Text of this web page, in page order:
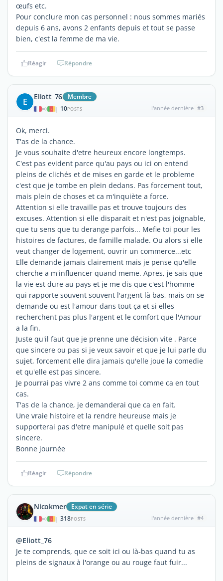
œufs etc.
Pour conclure mon cas personnel : nous sommes mariés
depuis 6 ans, avons 2 enfants depuis et tout se passe
bien, c'est la femme de ma vie.
Réagir Répondre
E Eliott_76 Membre
| 10POSTS l'année dernière #3
Ok, merci.
T'as de la chance.
Je vous souhaite d'etre heureux encore longtemps.
C'est pas evident parce qu'au pays ou ici on entend
pleins de clichés et de mises en garde et le probleme
c'est que je tombe en plein dedans. Pas forcement tout,
mais plein de choses et ca m'inquiète a force.
Attention si elle travaille pas et trouve toujours des
excuses. Attention si elle disparait et n'est pas joignable,
que tu sens que tu derange parfois... Mefie toi pour les
histoires de factures, de famille malade. Ou alors si elle
veut changer de logement, ouvrir un commerce...etc
Elle demande jamais clairement mais je pense qu'elle
cherche a m'influencer quand meme. Apres, je sais que
la vie est dure au pays et je me dis que c'est l'homme
qui rapporte souvent souvent l'argent là bas, mais on se
demande ou est l'amour dans tout ça et si elles
recherchent pas plus l'argent et le comfort que l'Amour
a la fin.
Juste qu'il faut que je prenne une décision vite . Parce
que sincere ou pas si je veux savoir et que je lui parle du
sujet, forcement elle dira jamais qu'elle joue la comedie
et qu'elle est pas sincere.
Je pourrai pas vivre 2 ans comme toi comme ca en tout
cas.
T'as de la chance, je demanderai que ca en fait.
Une vraie histoire et la rendre heureuse mais je
supporterai pas d'etre manipulé et quelle soit pas
sincere.
Bonne journée
Réagir Répondre
Nicokmer Expat en série
| 318POSTS l'année dernière #4
@Eliott_76
Je te comprends, que ce soit ici ou là-bas quand tu as
pleins de signaux à l'orange ou au rouge faut fuir...